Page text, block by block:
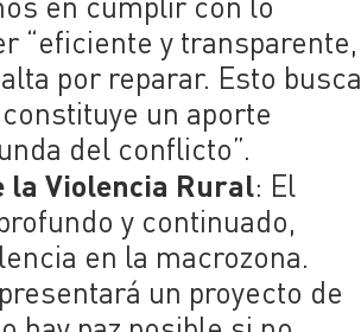
“eficiente y transparente,
por reparar. Esto busca
un aporte
del conflicto”.
la Violencia Rural: El
y continuado,
en la macrozona.
un proyecto de